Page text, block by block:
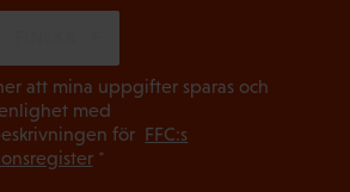
att mina uppgifter sparas och
med
för FFC:s
*